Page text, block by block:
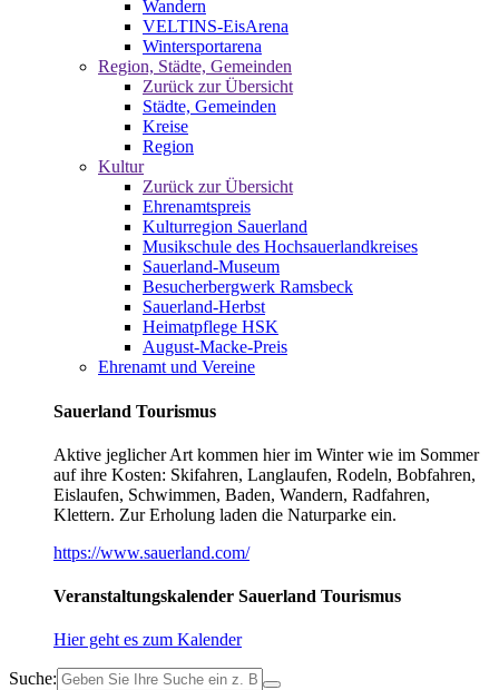
Wandern
VELTINS-EisArena
Wintersportarena
Region, Städte, Gemeinden
Zurück zur Übersicht
Städte, Gemeinden
Kreise
Region
Kultur
Zurück zur Übersicht
Ehrenamtspreis
Kulturregion Sauerland
Musikschule des Hochsauerlandkreises
Sauerland-Museum
Besucherbergwerk Ramsbeck
Sauerland-Herbst
Heimatpflege HSK
August-Macke-Preis
Ehrenamt und Vereine
Sauerland Tourismus
Aktive jeglicher Art kommen hier im Winter wie im Sommer
auf ihre Kosten: Skifahren, Langlaufen, Rodeln, Bobfahren,
Eislaufen, Schwimmen, Baden, Wandern, Radfahren,
Klettern. Zur Erholung laden die Naturparke ein.
https://www.sauerland.com/
Veranstaltungskalender Sauerland Tourismus
Hier geht es zum Kalender
Suche: